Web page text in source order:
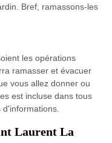
Bref, ramassons-les
les opérations
ramasser et évacuer
vous allez donner ou
est incluse dans tous
d'informations.
Laurent La